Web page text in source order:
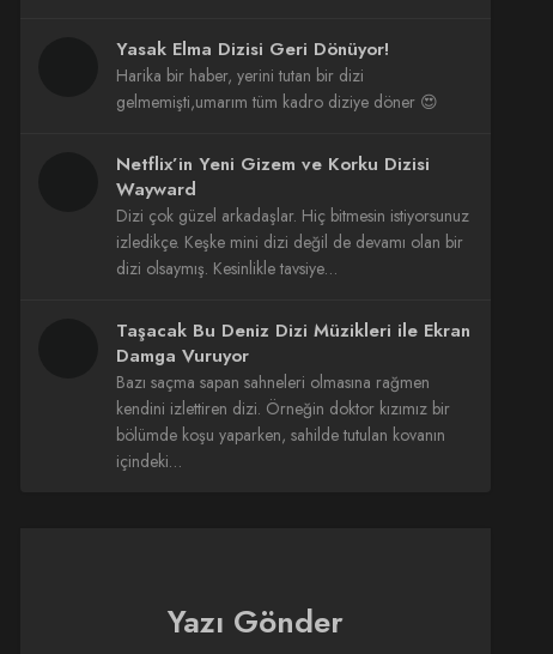
Yasak Elma Dizisi Geri Dönüyor!
Harika bir haber, yerini tutan bir dizi
gelmemişti,umarım tüm kadro diziye döner 😍
Netflix’in Yeni Gizem ve Korku Dizisi
Wayward
Dizi çok güzel arkadaşlar. Hiç bitmesin istiyorsunuz
izledikçe. Keşke mini dizi değil de devamı olan bir
dizi olsaymış. Kesinlikle tavsiye…
Taşacak Bu Deniz Dizi Müzikleri ile Ekran
Damga Vuruyor
Bazı saçma sapan sahneleri olmasına rağmen
kendini izlettiren dizi. Örneğin doktor kızımız bir
bölümde koşu yaparken, sahilde tutulan kovanın
içindeki…
Yazı Gönder